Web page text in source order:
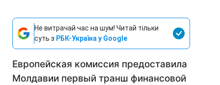
Не витрачай час на шум! Читай тільки
суть з РБК-Україна у Google
Европейская комиссия предоставила
Молдавии первый транш финансовой